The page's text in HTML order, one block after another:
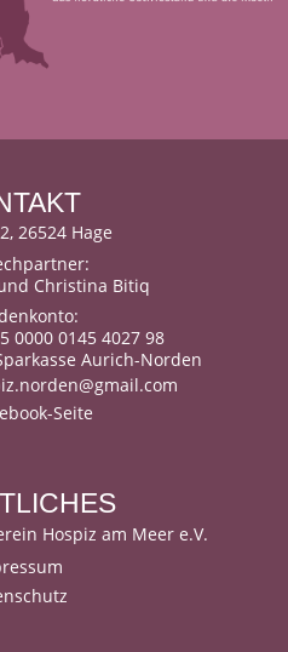
26524 Hage
Christina Bitiq
0000 0145 4027 98
Aurich-Norden
Seite
Hospiz am Meer e.V.